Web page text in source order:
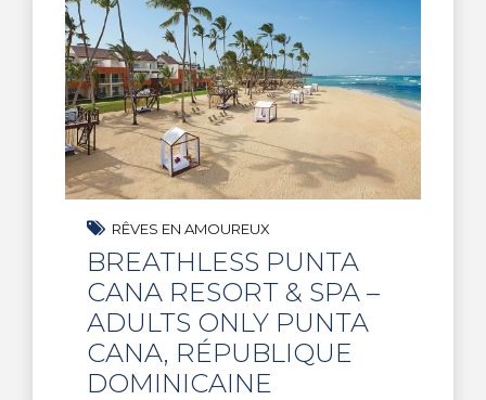
RÊVES EN AMOUREUX
BREATHLESS PUNTA
CANA RESORT & SPA –
ADULTS ONLY PUNTA
CANA, RÉPUBLIQUE
DOMINICAINE